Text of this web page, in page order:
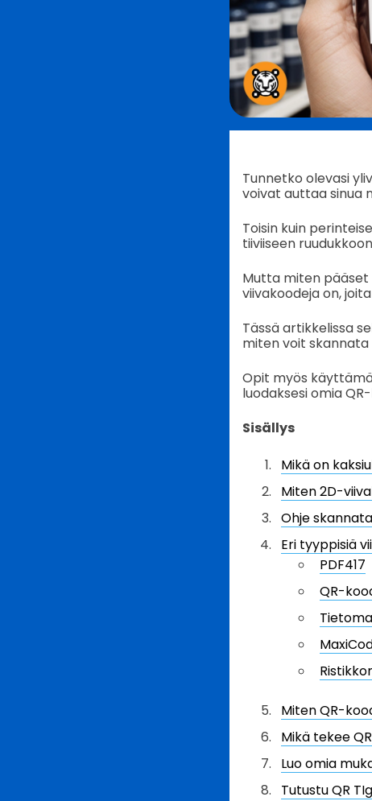
Tunnetko olevasi
voivat auttaa sinua
Toisin kuin
tiiviiseen
Mutta miten pääset
viivakoodeja on,
Tässä artikkelissa
miten voit skannata
Opit myös
luodaksesi omia
Sisällys
Mikä on
Miten 2D-
Ohje
Eri tyyppisiä
PDF417
QR-
Miten QR-
Mikä tekee
Luo omia
Tutustu QR